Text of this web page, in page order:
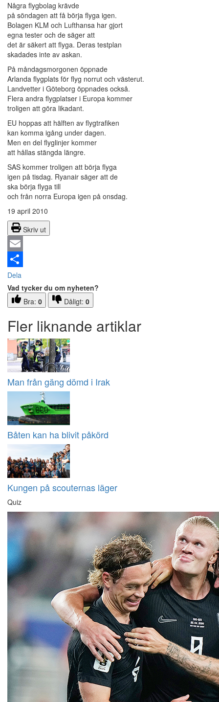
Några flygbolag krävde
på söndagen att få börja flyga igen.
Bolagen KLM och Lufthansa har gjort
egna tester och de säger att
det är säkert att flyga. Deras testplan
skadades inte av askan.
På måndagsmorgonen öppnade
Arlanda flygplats för flyg norrut och västerut.
Landvetter i Göteborg öppnades också.
Flera andra flygplatser i Europa kommer
troligen att göra likadant.
EU hoppas att hälften av flygtrafiken
kan komma igång under dagen.
Men en del flyglinjer kommer
att hållas stängda längre.
SAS kommer troligen att börja flyga
igen på tisdag. Ryanair säger att de
ska börja flyga till
och från norra Europa igen på onsdag.
19 april 2010
Skriv ut
Email
Dela
Vad tycker du om nyheten?
Bra: 0 Dåligt: 0
Fler liknande artiklar
Man från gäng dömd i Irak
Båten kan ha blivit påkörd
Kungen på scouternas läger
Quiz